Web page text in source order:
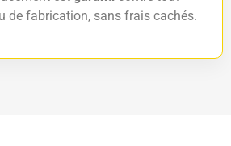
de fabrication, sans frais cachés.